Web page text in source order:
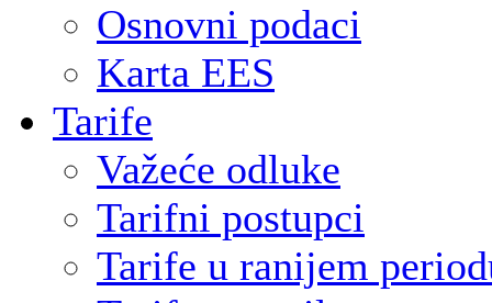
Osnovni podaci
Karta EES
Tarife
Važeće odluke
Tarifni postupci
Tarife u ranijem